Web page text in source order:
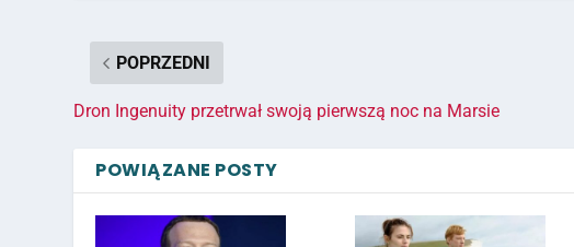
POPRZEDNI
Dron Ingenuity przetrwał swoją pierwszą noc na Marsie
POWIĄZANE POSTY